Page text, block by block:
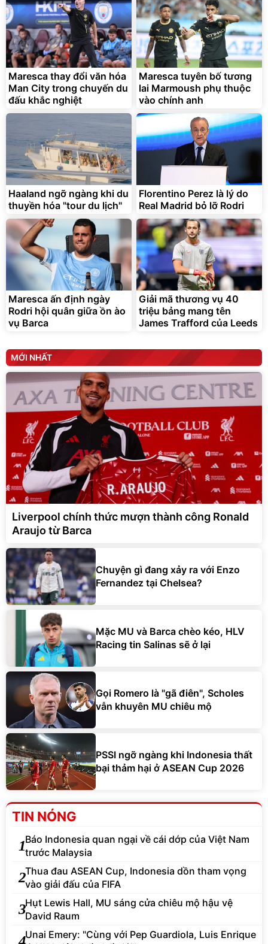
Discount Flash Sale
Unmute
Vali Bamozo Khung Nhôm
9066 Size 20/24/28 Cao
Cấp
1.000.000đ
825.000đ
Flash Sale
Lót ghế ôtô, nâng lưng
chống nóng giúp thoải mái
trong di chuyển
295.000đ
Đã bán nhiều
Maresca thay đổi văn hóa
Man City trong chuyến du
đấu khắc nghiệt
Maresca tuyên bố tương
lai Marmoush phụ thuộc
vào chính anh
Haaland ngỡ ngàng khi du
thuyền hóa "tour du lịch"
Florentino Perez là lý do
Real Madrid bỏ lỡ Rodri
Maresca ấn định ngày
Rodri hội quân giữa ồn ào
vụ Barca
Giải mã thương vụ 40
triệu bảng mang tên
James Trafford của Leeds
MỚI NHẤT
Liverpool chính thức mượn thành công Ronald
Araujo từ Barca
Chuyện gì đang xảy ra với Enzo
Fernandez tại Chelsea?
Mặc MU và Barca chèo kéo, HLV
Racing tin Salinas sẽ ở lại
Gọi Romero là "gã điên", Scholes
vẫn khuyên MU chiêu mộ
PSSI ngỡ ngàng khi Indonesia thất
bại thảm hại ở ASEAN Cup 2026
TIN NÓNG
1Báo Indonesia quan ngại về cái dớp của Việt Nam
trước Malaysia
2Thua đau ASEAN Cup, Indonesia dồn tham vọng
vào giải đấu của FIFA
3Hụt Lewis Hall, MU sáng cửa chiêu mộ hậu vệ
David Raum
Unai Emery: "Cùng với Pep Guardiola, Luis Enrique